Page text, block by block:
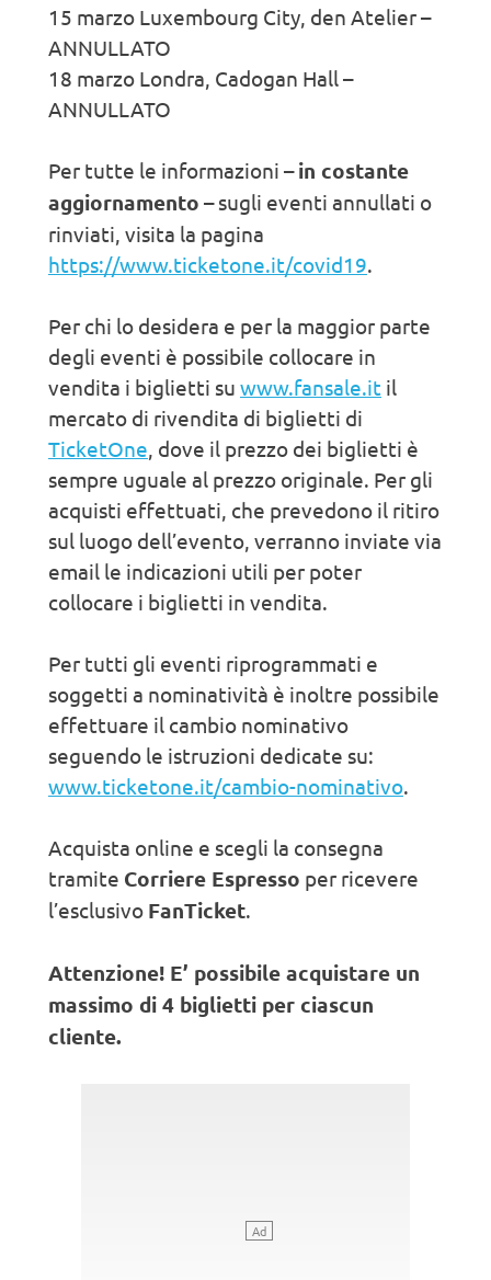
15 marzo Luxembourg City, den Atelier –
ANNULLATO
18 marzo Londra, Cadogan Hall –
ANNULLATO
Per tutte le informazioni –in costante
aggiornamento – sugli eventi annullati o
rinviati, visita la pagina
https://www.ticketone.it/covid19.
Per chi lo desidera e per la maggior parte
degli eventi è possibile collocare in
vendita i biglietti su www.fansale.it il
mercato di rivendita di biglietti di
TicketOne, dove il prezzo dei biglietti è
sempre uguale al prezzo originale. Per gli
acquisti effettuati, che prevedono il ritiro
sul luogo dell’evento, verranno inviate via
email le indicazioni utili per poter
collocare i biglietti in vendita.
Per tutti gli eventi riprogrammati e
soggetti a nominatività è inoltre possibile
effettuare il cambio nominativo
seguendo le istruzioni dedicate su:
www.ticketone.it/cambio-nominativo.
Acquista online e scegli la consegna
tramite Corriere Espresso per ricevere
l’esclusivo FanTicket.
Attenzione! E’ possibile acquistare un
massimo di 4 biglietti per ciascun
cliente.